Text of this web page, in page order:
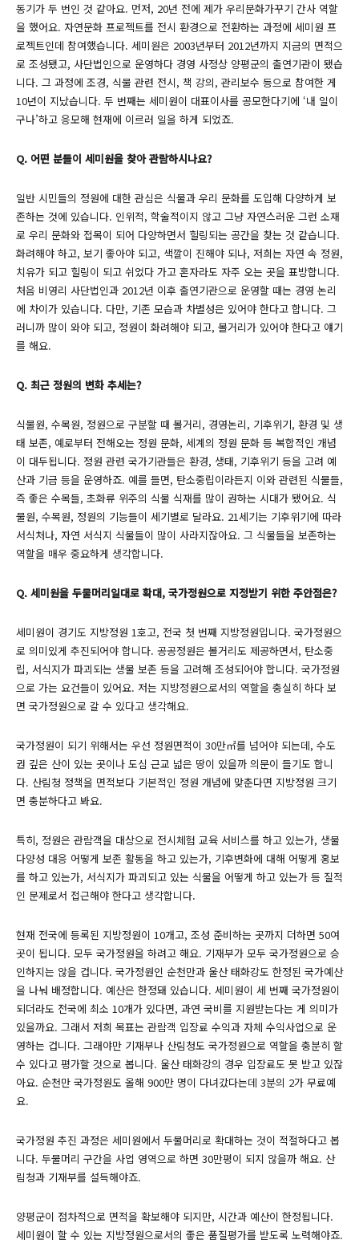
동기가 두 번인 것 같아요. 먼저, 20년 전에 제가 우리문화가꾸기 간사 역할
을 했어요. 자연문화 프로젝트를 전시 환경으로 전환하는 과정에 세미원 프
로젝트인데 참여했습니다. 세미원은 2003년부터 2012년까지 지금의 면적으
로 조성됐고, 사단법인으로 운영하다 경영 사정상 양평군의 출연기관이 됐습
니다. 그 과정에 조경, 식물 관련 전시, 책 강의, 관리보수 등으로 참여한 게
10년이 지났습니다. 두 번째는 세미원이 대표이사를 공모한다기에 ‘내 일이
구나’하고 응모해 현재에 이르러 일을 하게 되었죠.
Q. 어떤 분들이 세미원을 찾아 관람하시나요?
일반 시민들의 정원에 대한 관심은 식물과 우리 문화를 도입해 다양하게 보
존하는 것에 있습니다. 인위적, 학술적이지 않고 그냥 자연스러운 그런 소재
로 우리 문화와 접목이 되어 다양하면서 힐링되는 공간을 찾는 것 같습니다.
화려해야 하고, 보기 좋아야 되고, 색깔이 진해야 되나, 저희는 자연 속 정원,
치유가 되고 힐링이 되고 쉬었다 가고 혼자라도 자주 오는 곳을 표방합니다.
처음 비영리 사단법인과 2012년 이후 출연기관으로 운영할 때는 경영 논리
에 차이가 있습니다. 다만, 기존 모습과 차별성은 있어야 한다고 합니다. 그
러니까 많이 와야 되고, 정원이 화려해야 되고, 볼거리가 있어야 한다고 얘기
를 해요.
Q. 최근 정원의 변화 추세는?
식물원, 수목원, 정원으로 구분할 때 볼거리, 경영논리, 기후위기, 환경 및 생
태 보존, 예로부터 전해오는 정원 문화, 세계의 정원 문화 등 복합적인 개념
이 대두됩니다. 정원 관련 국가기관들은 환경, 생태, 기후위기 등을 고려 예
산과 기금 등을 운영하죠. 예를 들면, 탄소중립이라든지 이와 관련된 식물들,
즉 좋은 수목들, 초화류 위주의 식물 식재를 많이 권하는 시대가 됐어요. 식
물원, 수목원, 정원의 기능들이 세기별로 달라요. 21세기는 기후위기에 따라
서식처나, 자연 서식지 식물들이 많이 사라지잖아요. 그 식물들을 보존하는
역할을 매우 중요하게 생각합니다.
Q. 세미원을 두물머리일대로 확대, 국가정원으로 지정받기 위한 주안점은?
세미원이 경기도 지방정원 1호고, 전국 첫 번째 지방정원입니다. 국가정원으
로 의미있게 추진되어야 합니다. 공공정원은 볼거리도 제공하면서, 탄소중
립, 서식지가 파괴되는 생물 보존 등을 고려해 조성되어야 합니다. 국가정원
으로 가는 요건들이 있어요. 저는 지방정원으로서의 역할을 충실히 하다 보
면 국가정원으로 갈 수 있다고 생각해요.
국가정원이 되기 위해서는 우선 정원면적이 30만㎡를 넘어야 되는데, 수도
권 깊은 산이 있는 곳이나 도심 근교 넓은 땅이 있을까 의문이 들기도 합니
다. 산림청 정책을 면적보다 기본적인 정원 개념에 맞춘다면 지방정원 크기
면 충분하다고 봐요.
특히, 정원은 관람객을 대상으로 전시체험 교육 서비스를 하고 있는가, 생물
다양성 대응 어떻게 보존 활동을 하고 있는가, 기후변화에 대해 어떻게 홍보
를 하고 있는가, 서식지가 파괴되고 있는 식물을 어떻게 하고 있는가 등 질적
인 문제로서 접근해야 한다고 생각합니다.
현재 전국에 등록된 지방정원이 10개고, 조성 준비하는 곳까지 더하면 50여
곳이 됩니다. 모두 국가정원을 하려고 해요. 기재부가 모두 국가정원으로 승
인하지는 않을 겁니다. 국가정원인 순천만과 울산 태화강도 한정된 국가예산
을 나눠 배정합니다. 예산은 한정돼 있습니다. 세미원이 세 번째 국가정원이
되더라도 전국에 최소 10개가 있다면, 과연 국비를 지원받는다는 게 의미가
있을까요. 그래서 저희 목표는 관람객 입장료 수익과 자체 수익사업으로 운
영하는 겁니다. 그래야만 기재부나 산림청도 국가정원으로 역할을 충분히 할
수 있다고 평가할 것으로 봅니다. 울산 태화강의 경우 입장료도 못 받고 있잖
아요. 순천만 국가정원도 올해 900만 명이 다녀갔다는데 3분의 2가 무료예
요.
국가정원 추진 과정은 세미원에서 두물머리로 확대하는 것이 적절하다고 봅
니다. 두물머리 구간을 사업 영역으로 하면 30만평이 되지 않을까 해요. 산
림청과 기재부를 설득해야죠.
양평군이 점차적으로 면적을 확보해야 되지만, 시간과 예산이 한정됩니다.
세미원이 할 수 있는 지방정원으로서의 좋은 품질평가를 받도록 노력해야죠.